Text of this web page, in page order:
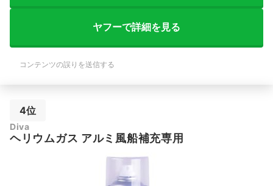
ヤフーで詳細を見る
コンテンツの誤りを送信する
4位
Diva
ヘリウムガス アルミ風船補充専用